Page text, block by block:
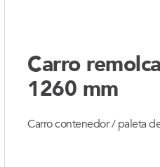
Carro
1260 mm
Carro contenedor / paleta